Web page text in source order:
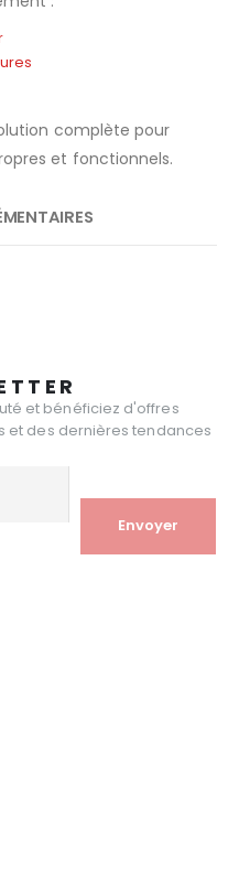
complète pour
et fonctionnels.
et bénéficiez d'offres
et des dernières tendances